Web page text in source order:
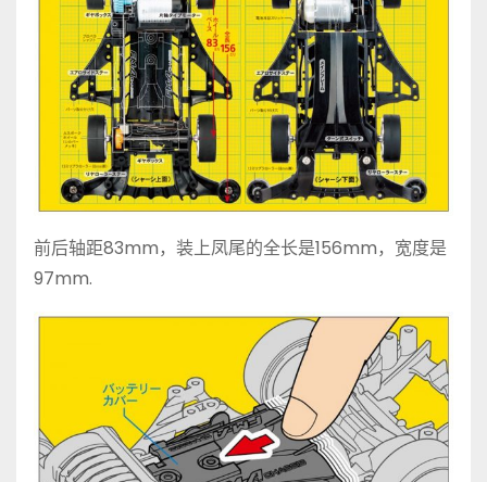
前后轴距83mm，装上凤尾的全长是156mm，宽度是
97mm.